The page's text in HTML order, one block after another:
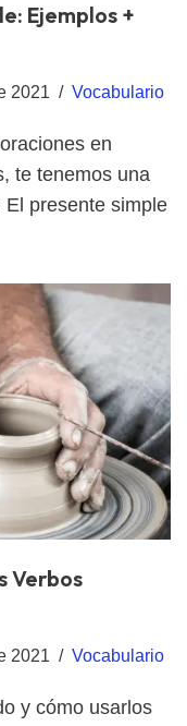
Ejemplos +
2021 Vocabulario
en
te tenemos una
El presente simple
Verbos
2021 Vocabulario
y cómo usarlos